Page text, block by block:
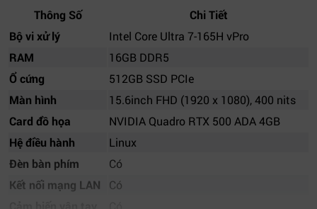
Thông Số
Chi Tiết
Bộ vi xử lý
Intel Core Ultra 7-165H vPro
RAM
16GB DDR5
Ổ cứng
512GB SSD PCIe
Màn hình
15.6inch FHD (1920 x 1080), 400 nits
Card đồ họa
NVIDIA Quadro RTX 500 ADA 4GB
Hệ điều hành
Linux
Đèn bàn phím
Có
Kết nối mạng LAN
Có